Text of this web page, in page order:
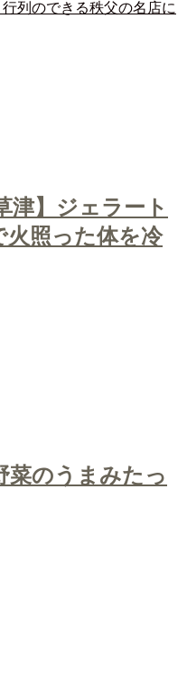
列のできる秩父の名店に
津】ジェラート
火照った体を冷
菜のうまみたっ